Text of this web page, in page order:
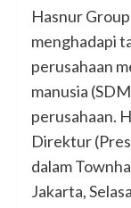
Hasnur
menghadapi
perusahaan
manusia
perusahaan.
Direktur
dalam
Jakarta,